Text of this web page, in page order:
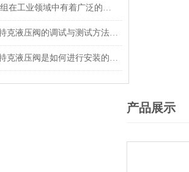
扳手泵阀组在工业领域中有着广泛的作用
Hytorc凯特克液压阀的调试与测试方法具体如下
Hytorc凯特克液压阀是如何进行安装的？你可知晓？
产品展示